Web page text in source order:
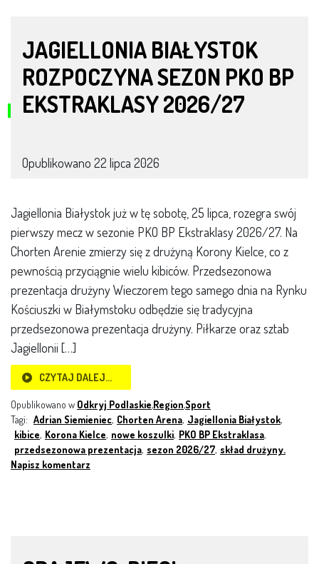
JAGIELLONIA BIAŁYSTOK
ROZPOCZYNA SEZON PKO BP
EKSTRAKLASY 2026/27
Opublikowano 22 lipca 2026
Jagiellonia Białystok już w tę sobotę, 25 lipca, rozegra swój
pierwszy mecz w sezonie PKO BP Ekstraklasy 2026/27. Na
Chorten Arenie zmierzy się z drużyną Korony Kielce, co z
pewnością przyciągnie wielu kibiców. Przedsezonowa
prezentacja drużyny Wieczorem tego samego dnia na Rynku
Kościuszki w Białymstoku odbędzie się tradycyjna
przedsezonowa prezentacja drużyny. Piłkarze oraz sztab
Jagiellonii […]
CZYTAJ DALEJ…
Opublikowano w Odkryj Podlaskie,Region,Sport
Tagi: Adrian Siemieniec, Chorten Arena, Jagiellonia Białystok,
kibice, Korona Kielce, nowe koszulki, PKO BP Ekstraklasa,
przedsezonowa prezentacja, sezon 2026/27, skład drużyny.
Napisz komentarz